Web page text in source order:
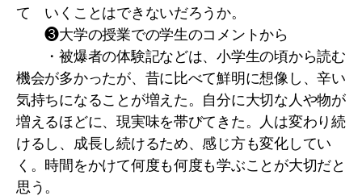
て いくことはできないだろうか。
❸大学の授業での学生のコメントから
・被爆者の体験記などは、小学生の頃から読む
機会が多かったが、昔に比べて鮮明に想像し、辛い
気持ちになることが増えた。自分に大切な人や物が
増えるほどに、現実味を帯びてきた。人は変わり続
けるし、成長し続けるため、感じ方も変化してい
く。時間をかけて何度も何度も学ぶことが大切だと
思う。